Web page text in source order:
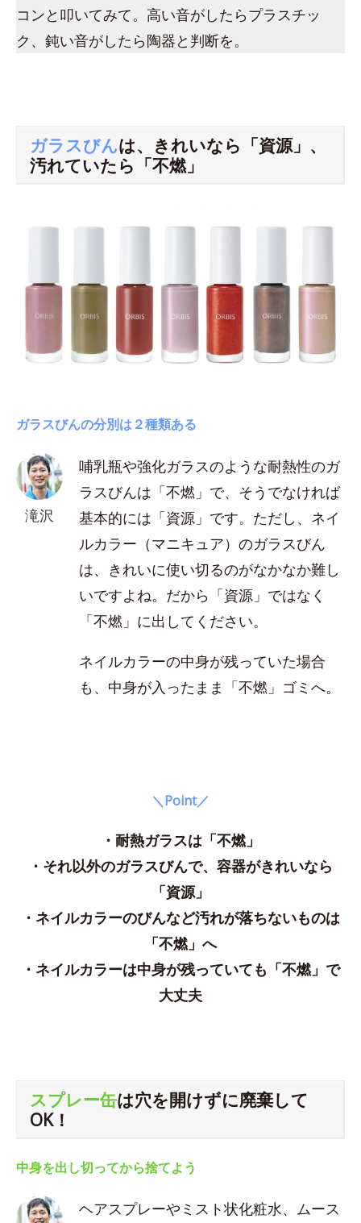
コンと叩いてみて。高い音がしたらプラスチッ
ク、鈍い音がしたら陶器と判断を。
ガラスびんは、きれいなら「資源」、
汚れていたら「不燃」
ガラスびんの分別は２種類ある
滝沢
哺乳瓶や強化ガラスのような耐熱性のガ
ラスびんは「不燃」で、そうでなければ
基本的には「資源」です。ただし、ネイ
ルカラー（マニキュア）のガラスびん
は、きれいに使い切るのがなかなか難し
いですよね。だから「資源」ではなく
「不燃」に出してください。
ネイルカラーの中身が残っていた場合
も、中身が入ったまま「不燃」ゴミへ。
＼Point／
・耐熱ガラスは「不燃」
・それ以外のガラスびんで、容器がきれいなら
「資源」
・ネイルカラーのびんなど汚れが落ちないものは
「不燃」へ
・ネイルカラーは中身が残っていても「不燃」で
大丈夫
スプレー缶は穴を開けずに廃棄して
OK！
中身を出し切ってから捨てよう
ヘアスプレーやミスト状化粧水、ムース